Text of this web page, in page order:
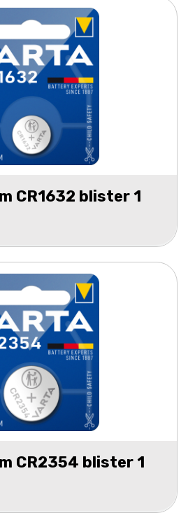
CR1632 blister 1
CR2354 blister 1